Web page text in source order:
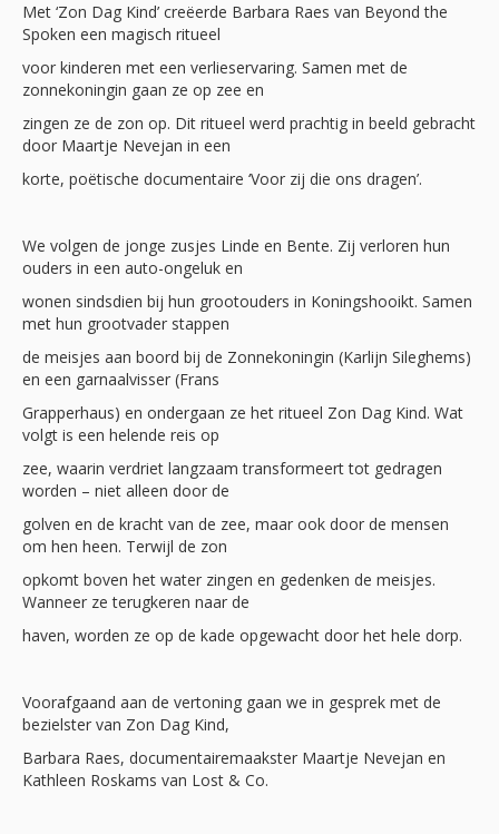
Met ‘Zon Dag Kind’ creëerde Barbara Raes van Beyond the
Spoken een magisch ritueel
voor kinderen met een verlieservaring. Samen met de
zonnekoningin gaan ze op zee en
zingen ze de zon op. Dit ritueel werd prachtig in beeld gebracht
door Maartje Nevejan in een
korte, poëtische documentaire ‘Voor zij die ons dragen’.
We volgen de jonge zusjes Linde en Bente. Zij verloren hun
ouders in een auto-ongeluk en
wonen sindsdien bij hun grootouders in Koningshooikt. Samen
met hun grootvader stappen
de meisjes aan boord bij de Zonnekoningin (Karlijn Sileghems)
en een garnaalvisser (Frans
Grapperhaus) en ondergaan ze het ritueel Zon Dag Kind. Wat
volgt is een helende reis op
zee, waarin verdriet langzaam transformeert tot gedragen
worden – niet alleen door de
golven en de kracht van de zee, maar ook door de mensen
om hen heen. Terwijl de zon
opkomt boven het water zingen en gedenken de meisjes.
Wanneer ze terugkeren naar de
haven, worden ze op de kade opgewacht door het hele dorp.
Voorafgaand aan de vertoning gaan we in gesprek met de
bezielster van Zon Dag Kind,
Barbara Raes, documentairemaakster Maartje Nevejan en
Kathleen Roskams van Lost & Co.